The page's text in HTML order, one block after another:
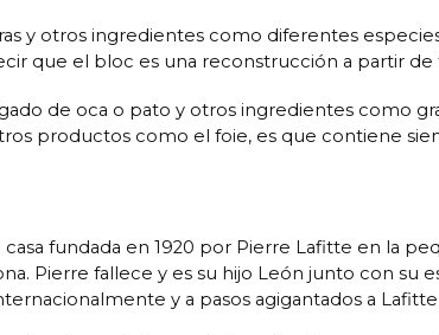
y otros ingredientes como diferentes
que el bloc es una reconstrucción a partir
de oca o pato y otros ingredientes como
productos como el foie, es que contiene
fundada en 1920 por Pierre Lafitte en la
Pierre fallece y es su hijo León junto con su
y a pasos agigantados a Lafitte.